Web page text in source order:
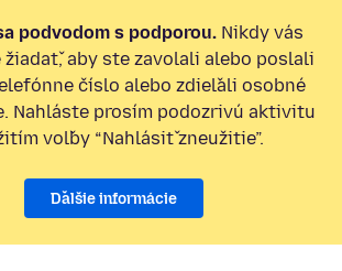
podvodom s podporou. Nikdy vás
žiadať, aby ste zavolali alebo poslali
číslo alebo zdieľali osobné
Nahláste prosím podozrivú aktivitu
voľby “Nahlásiť zneužitie”.
Ďalšie informácie